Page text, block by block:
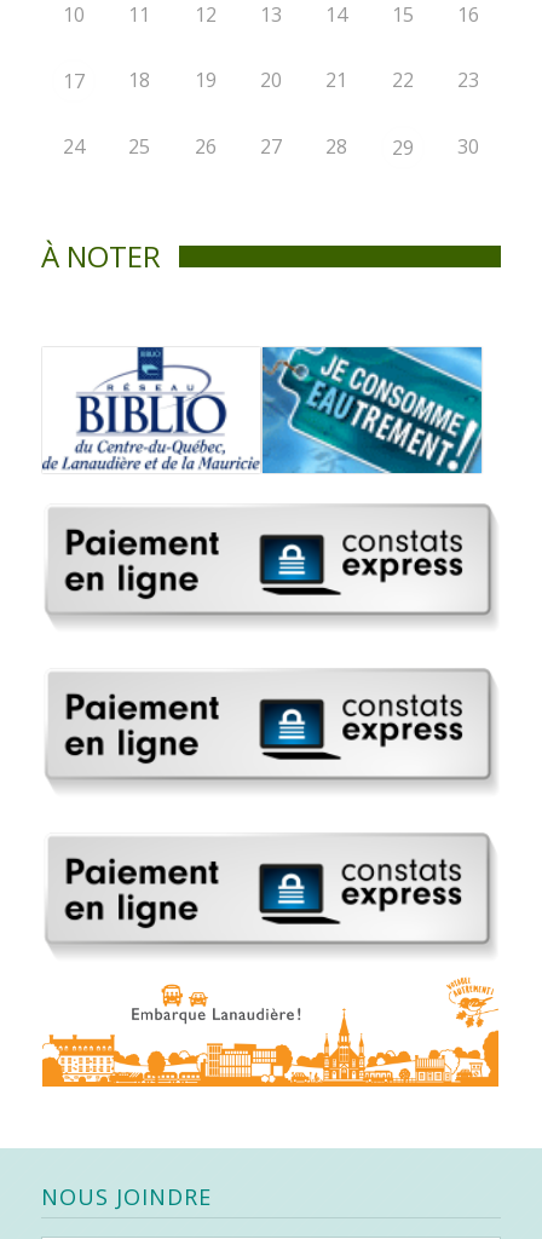
10 11 12 13 14 15 16
17 18 19 20 21 22 23
24 25 26 27 28 29 30
À NOTER
NOUS JOINDRE